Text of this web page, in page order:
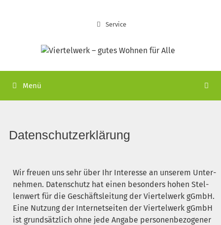
Service
Menü
Daten­schutz­er­klä­rung
Wir freu­en uns sehr über Ihr Inter­es­se an unse­rem Unter­
neh­men. Daten­schutz hat einen beson­ders hohen Stel­
len­wert für die Geschäfts­lei­tung der Vier­tel­werk gGmbH.
Eine Nut­zung der Inter­net­sei­ten der Vier­tel­werk gGmbH
ist grund­sätz­lich ohne jede Anga­be per­so­nen­be­zo­ge­ner